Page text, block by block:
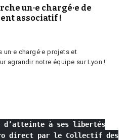
un·e chargé·e de
associatif !
chargé·e projets et
agrandir notre équipe sur Lyon !
d’atteinte à ses libertés
direct par le Collectif des